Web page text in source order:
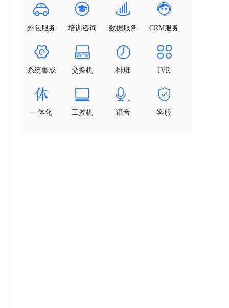
外包服务 培训咨询 数据服务 CRM服务
系统集成 交换机 排班 IVR
一体化 工控机 语音 客服